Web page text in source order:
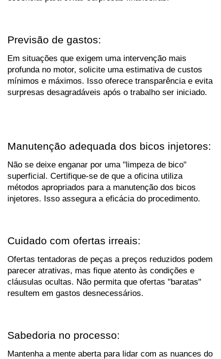
Previsão de gastos:
Em situações que exigem uma intervenção mais
profunda no motor, solicite uma estimativa de custos
mínimos e máximos. Isso oferece transparência e evita
surpresas desagradáveis após o trabalho ser iniciado.
Manutenção adequada dos bicos injetores:
Não se deixe enganar por uma "limpeza de bico"
superficial. Certifique-se de que a oficina utiliza
métodos apropriados para a manutenção dos bicos
injetores. Isso assegura a eficácia do procedimento.
Cuidado com ofertas irreais:
Ofertas tentadoras de peças a preços reduzidos podem
parecer atrativas, mas fique atento às condições e
cláusulas ocultas. Não permita que ofertas "baratas"
resultem em gastos desnecessários.
Sabedoria no processo:
Mantenha a mente aberta para lidar com as nuances do